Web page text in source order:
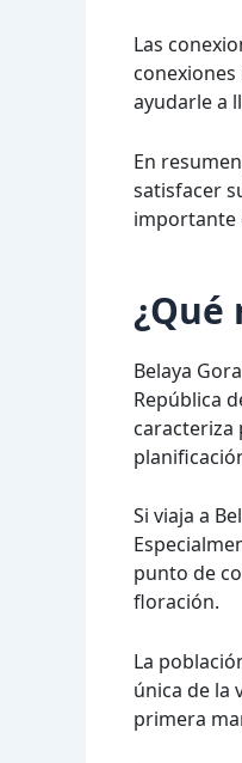
Las
ayudarle a
En
satisfacer
importante
¿Qué
Belaya
República
caracteriza
Si viaja a
punto de
floración.
La
única de la
primera